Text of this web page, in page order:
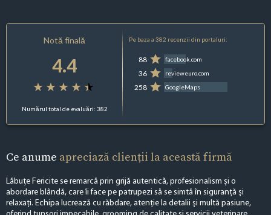
Notă finală
4.4
Numărul total de evaluări: 382
Pe baza a 382 recenzii din portaluri:
88 facebook.com
36 revieweuro.com
258 GoogleMaps
Ce anume apreciază clienții la această firmă
Lăbuțe Fericite se remarcă prin grijă autentică, profesionalism și o
abordare blândă, care îi face pe patrupezi să se simtă în siguranță și
relaxați. Echipa lucrează cu răbdare, atenție la detalii și multă pasiune,